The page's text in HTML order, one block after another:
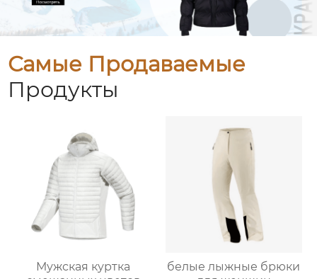
Самые Продаваемые
Продукты
Мужская куртка
белые лыжные брюки